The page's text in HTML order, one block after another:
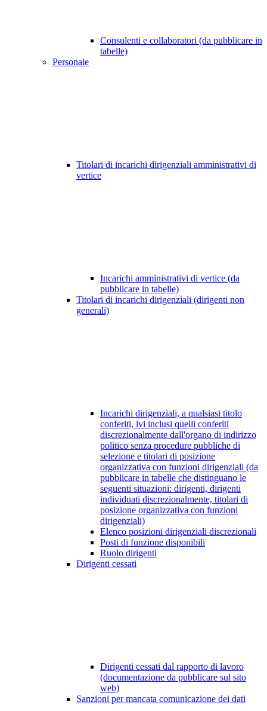
Consulenti e collaboratori (da pubblicare in
tabelle)
Personale
Titolari di incarichi dirigenziali amministrativi di
vertice
Incarichi amministrativi di vertice (da
pubblicare in tabelle)
Titolari di incarichi dirigenziali (dirigenti non
generali)
Incarichi dirigenziali, a qualsiasi titolo
conferiti, ivi inclusi quelli conferiti
discrezionalmente dall'organo di indirizzo
politico senza procedure pubbliche di
selezione e titolari di posizione
organizzativa con funzioni dirigenziali (da
pubblicare in tabelle che distinguano le
seguenti situazioni: dirigenti, dirigenti
individuati discrezionalmente, titolari di
posizione organizzativa con funzioni
dirigenziali)
Elenco posizioni dirigenziali discrezionali
Posti di funzione disponibili
Ruolo dirigenti
Dirigenti cessati
Dirigenti cessati dal rapporto di lavoro
(documentazione da pubblicare sul sito
web)
Sanzioni per mancata comunicazione dei dati